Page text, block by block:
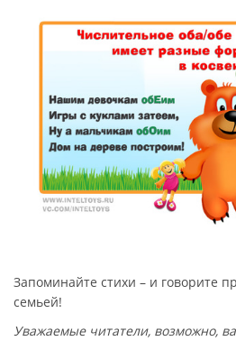
Запоминайте стихи – и говорите
семьей!
Уважаемые читатели, возможно,